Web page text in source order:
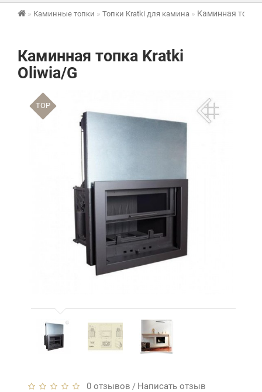
Каминные топки Топки Kratki для камина Каминная
Каминная топка Kratki
Oliwia/G
TOP
0 отзывов / Написать отзыв